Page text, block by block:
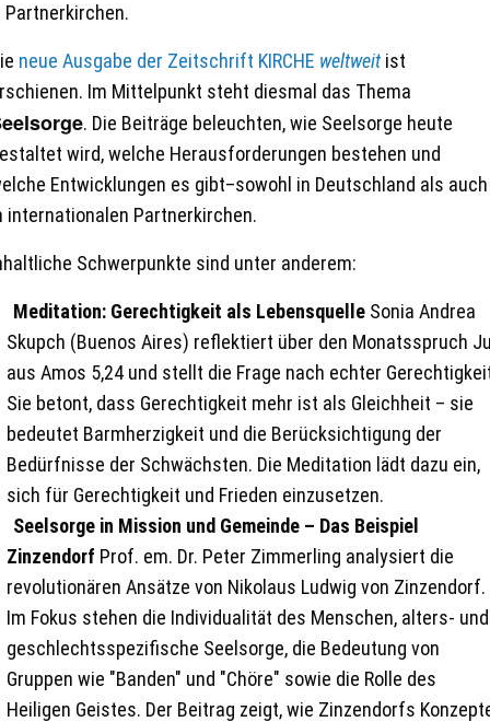
Partnerkirchen.
neue Ausgabe der Zeitschrift KIRCHE weltweitist
Im Mittelpunkt steht diesmal das Thema
. Die Beiträge beleuchten, wie Seelsorge heute
wird, welche Herausforderungen bestehen und
Entwicklungen es gibt–sowohl in Deutschland als auch
internationalen Partnerkirchen.
Schwerpunkte sind unter anderem:
Meditation: Gerechtigkeit als Lebensquelle Sonia Andrea
Skupch (Buenos Aires) reflektiert über den Monatsspruch
aus Amos 5,24 und stellt die Frage nach echter
Sie betont, dass Gerechtigkeit mehr ist als Gleichheit – sie
bedeutet Barmherzigkeit und die Berücksichtigung der
Bedürfnisse der Schwächsten. Die Meditation lädt dazu ein,
sich für Gerechtigkeit und Frieden einzusetzen.
Seelsorge in Mission und Gemeinde – Das Beispiel
Zinzendorf Prof. em. Dr. Peter Zimmerling analysiert die
revolutionären Ansätze von Nikolaus Ludwig von Zinzendorf.
Im Fokus stehen die Individualität des Menschen, alters- und
geschlechtsspezifische Seelsorge, die Bedeutung von
Gruppen wie "Banden" und "Chöre" sowie die Rolle des
Heiligen Geistes. Der Beitrag zeigt, wie Zinzendorfs